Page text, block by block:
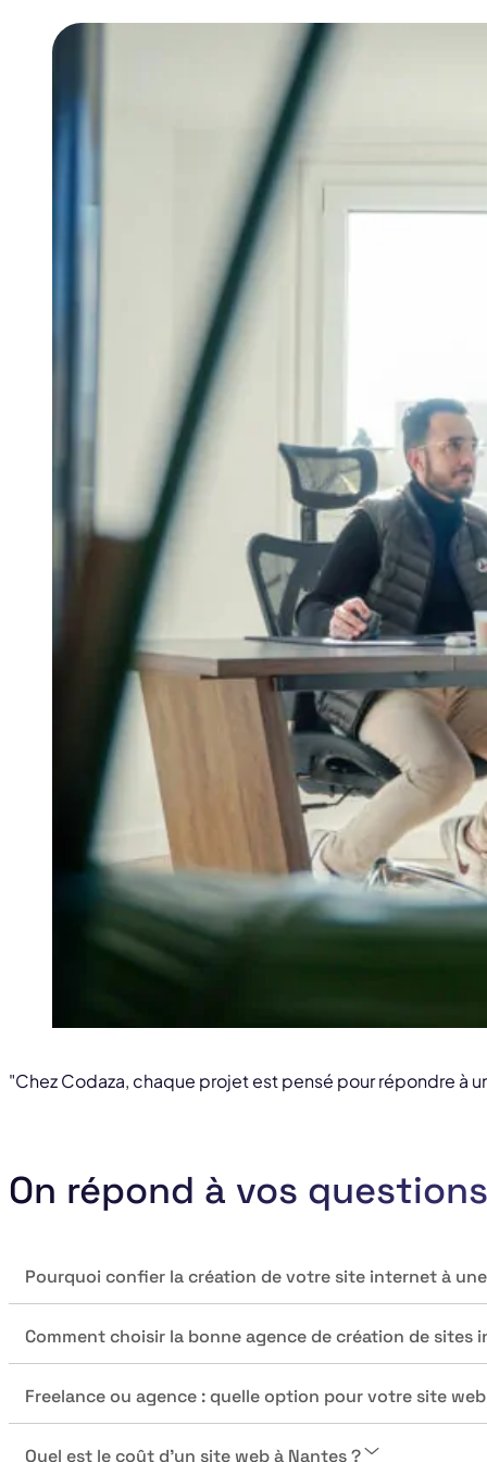
On répond à vos questions
Pourquoi confier la création de votre site internet à
Comment choisir la bonne agence de création de sites
Freelance ou agence : quelle option pour votre site
Quel est le coût d'un site web à Nantes ?
"Chez Codaza, chaque projet est pensé pour répondre